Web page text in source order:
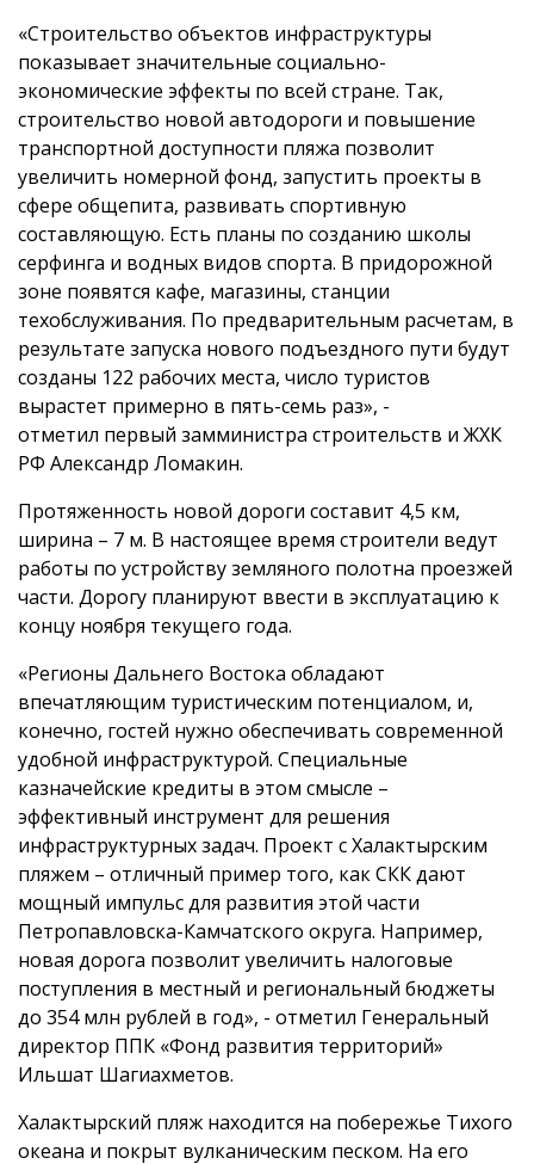
«Строительство объектов инфраструктуры
показывает значительные социально-
экономические эффекты по всей стране. Так,
строительство новой автодороги и повышение
транспортной доступности пляжа позволит
увеличить номерной фонд, запустить проекты в
сфере общепита, развивать спортивную
составляющую. Есть планы по созданию школы
серфинга и водных видов спорта. В придорожной
зоне появятся кафе, магазины, станции
техобслуживания. По предварительным расчетам, в
результате запуска нового подъездного пути будут
созданы 122 рабочих места, число туристов
вырастет примерно в пять-семь раз», -
отметил первый замминистра строительств и ЖХК
РФ Александр Ломакин.
Протяженность новой дороги составит 4,5 км,
ширина – 7 м. В настоящее время строители ведут
работы по устройству земляного полотна проезжей
части. Дорогу планируют ввести в эксплуатацию к
концу ноября текущего года.
«Регионы Дальнего Востока обладают
впечатляющим туристическим потенциалом, и,
конечно, гостей нужно обеспечивать современной
удобной инфраструктурой. Специальные
казначейские кредиты в этом смысле –
эффективный инструмент для решения
инфраструктурных задач. Проект с Халактырским
пляжем – отличный пример того, как СКК дают
мощный импульс для развития этой части
Петропавловска-Камчатского округа. Например,
новая дорога позволит увеличить налоговые
поступления в местный и региональный бюджеты
до 354 млн рублей в год», - отметил Генеральный
директор ППК «Фонд развития территорий»
Ильшат Шагиахметов.
Халактырский пляж находится на побережье Тихого
океана и покрыт вулканическим песком. На его